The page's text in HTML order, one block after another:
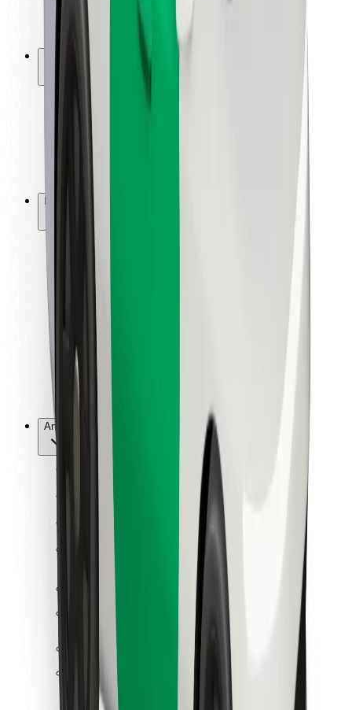
Sikkerhet for sparkesykler
Sikkerhetslab
Steder
Flyplasser
Bolt-ladestasjoner
Brukerstøtte
For passasjerer
For leveringsbud
Bolt Food
For flåteeiere
For restauranter
Annet
Vilkår og betingelser
Sikkerhet
Få en tur på minutter!
Last ned Bolt-appen
Finn yndlingsmaten din!